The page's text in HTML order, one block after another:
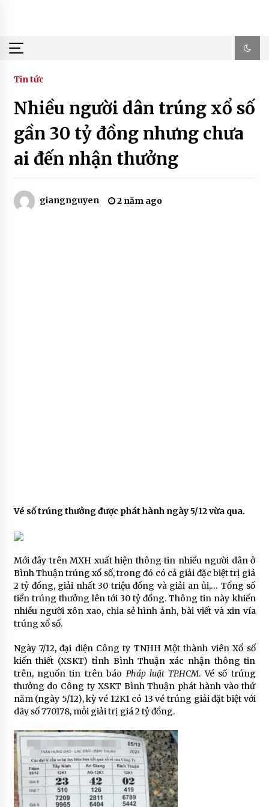
Tin tức
Nhiều người dân trúng xổ số
gần 30 tỷ đồng nhưng chưa
ai đến nhận thưởng
giangnguyen 2 năm ago
Vé số trúng thưởng được phát hành ngày 5/12 vừa qua.
Mới đây trên MXH xuất hiện thông tin nhiều người dân ở
Bình Thuận trúng xổ số, trong đó có cả giải đặc biệt trị giá
2 tỷ đồng, giải nhất 30 triệu đồng và giải an ủi,… Tổng số
tiền trúng thưởng lên tới 30 tỷ đồng. Thông tin này khiến
nhiều người xôn xao, chia sẻ hình ảnh, bài viết và xin vía
trúng xổ số.
Ngày 7/12, đại diện Công ty TNHH Một thành viên Xổ số
kiến thiết (XSKT) tỉnh Bình Thuận xác nhận thông tin
trên, nguồn tin trên báo Pháp luật TP.HCM. Vé số trúng
thưởng do Công ty XSKT Bình Thuận phát hành vào thứ
năm (ngày 5/12), kỳ vé 12K1 có 13 vé trúng giải đặt biệt với
dãy số 770178, mỗi giải trị giá 2 tỷ đồng.